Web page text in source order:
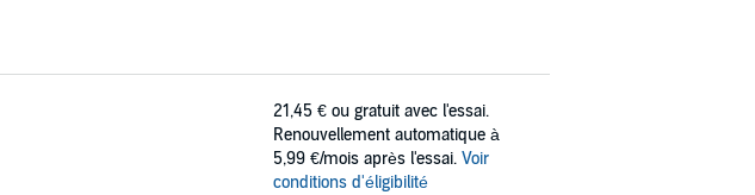
21,45 € ou gratuit avec l'essai.
Renouvellement automatique à
5,99 €/mois après l'essai. Voir
conditions d'éligibilité